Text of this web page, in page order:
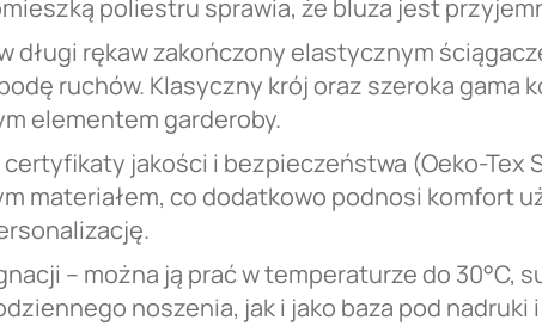
poliestru sprawia, że bluza jest
długi rękaw zakończony elastycznym
ruchów. Klasyczny krój oraz szeroka
elementem garderoby.
jakości i bezpieczeństwa (Oeko-Tex
materiałem, co dodatkowo podnosi komfort
– można ją prać w temperaturze do 30°C,
noszenia, jak i jako baza pod nadruki